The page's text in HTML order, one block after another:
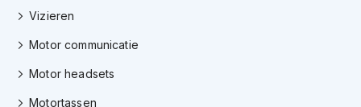
o
o
h
e
Vizieren
Motor communicatie
Motor headsets
Motortassen